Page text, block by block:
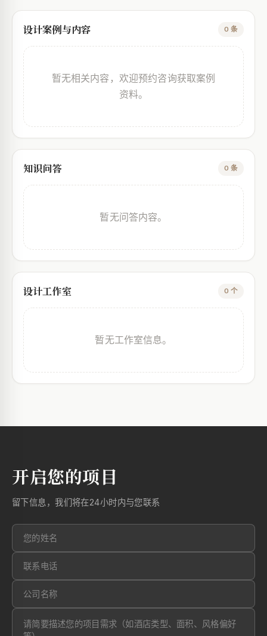
设计案例与内容 0 条
暂无相关内容，欢迎预约咨询获取案例
资料。
知识问答 0 条
暂无问答内容。
设计工作室 0 个
暂无工作室信息。
开启您的项目
留下信息，我们将在24小时内与您联系